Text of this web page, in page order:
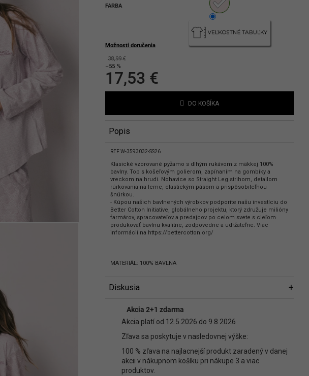
FARBA
Možnosti doručenia
38,99 €
–55 %
17,53 €
DO KOŠÍKA
Akcia 2+1 zdarma
Akcia platí od 12.5.2026 do 9.8.2026
Zľava sa poskytuje v nasledovnej výške:
100 % zľava na najlacnejší produkt zaradený v danej
akcii v nákupnom košíku pri nákupe 3 a viac
produktov.
Popis
REF W-3593032-SS26
Klasické vzorované pyžamo s dlhým rukávom z mäkkej 100%
bavlny. Top s košeľovým golierom, zapínaním na gombíky a
vreckom na hrudi. Nohavice so Straight Leg strihom, detailom
rúrkovania na leme, elastickým pásom a prispôsobiteľnou
šnúrkou.
- Kúpou našich bavlnených výrobkov podporíte našu investíciu do
Better Cotton Initiative, globálneho projektu, ktorý združuje milióny
farmárov, spracovateľov a predajcov po celom svete s cieľom
produkovať bavlnu kvalitne, zodpovedne a udržateľne. Viac
informácií na https://bettercotton.org/
MATERIÁL: 100% BAVLNA
Diskusia
Diskusia
Buďte prvý, kto napíše príspevok k tejto položke.
Len registrovaní používatelia môžu pridávať príspevky. Prosím
prihláste sa alebo sazaregistrujte.
Vložením e-mailu súhlasíte s podmienkami ochrany